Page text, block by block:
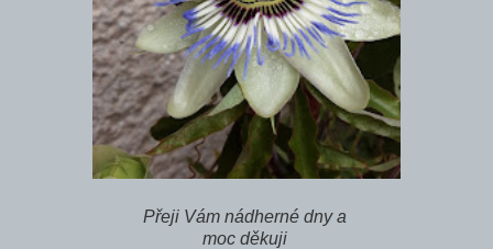
Přeji Vám nádherné dny a
moc děkuji